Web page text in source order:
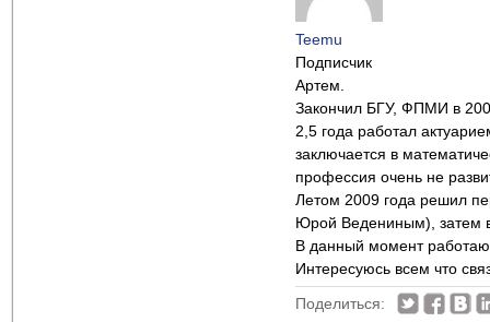
Teemu
Подписчик
Артем.
Закончил БГУ, ФПМИ в
2,5 года работал
заключается в
профессия очень не
Летом 2009 года решил
Юрой Ведениным), затем
В данный момент
Интересуюсь всем что
Поделиться: